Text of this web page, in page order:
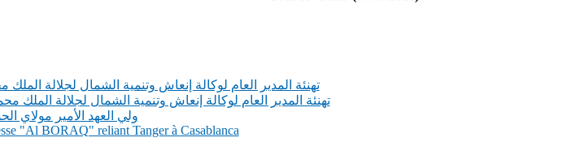
تهنئة المدير العام لوكالة إنعاش وتنمية الشمال لجلالة
تهنئة المدير العام لوكالة إنعاش وتنمية الشمال لجلالة
ولي العهد الأمير مولاي
"Al BORAQ" reliant Tanger à Casablanca